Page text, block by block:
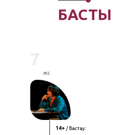
БАСТЫ
жс
14+ / Бастау: